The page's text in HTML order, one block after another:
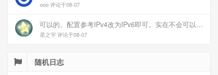
ooo 评论于08-07
可以的。配置参考IPv4改为IPv6即可。实在不会可以用wireguard，这个简单和稳定
星之宇 评论于08-07
随机日志